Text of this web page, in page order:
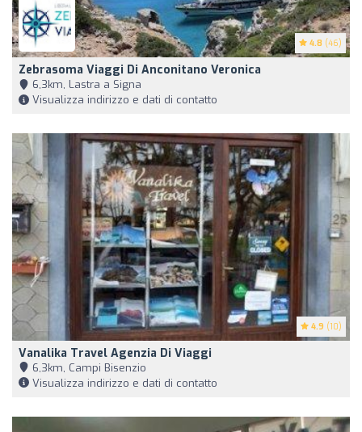
4.8 (46)
Zebrasoma Viaggi Di Anconitano Veronica
6,3km, Lastra a Signa
Visualizza indirizzo e dati di contatto
4.9 (10)
Vanalika Travel Agenzia Di Viaggi
6,3km, Campi Bisenzio
Visualizza indirizzo e dati di contatto